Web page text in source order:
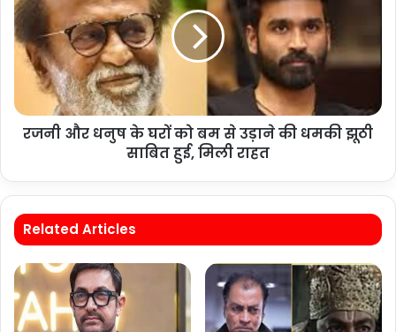
रजनी और धनुष के घरों को बम से उड़ाने की धमकी झूठी
साबित हुई, मिली राहत
Related Articles